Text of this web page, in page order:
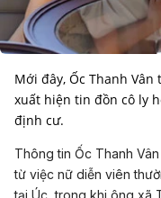
Mới đây, Ốc Thanh
xuất hiện tin đồn cô ly
định cư.
Thông tin Ốc Thanh
từ việc nữ diễn viên
tại Úc, trong khi ông xã